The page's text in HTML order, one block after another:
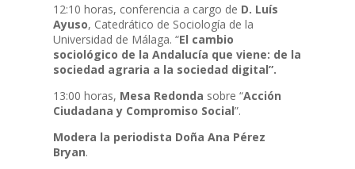
12:10 horas, conferencia a cargo de D. Luís
Ayuso, Catedrático de Sociología de la
Universidad de Málaga. “El cambio
sociológico de la Andalucía que viene: de la
sociedad agraria a la sociedad digital”.
13:00 horas, Mesa Redonda sobre “Acción
Ciudadana y Compromiso Social”.
Modera la periodista Doña Ana Pérez
Bryan.